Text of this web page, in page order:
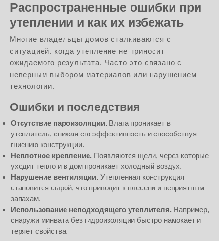
Распространенные ошибки при
утеплении и как их избежать
Многие владельцы домов сталкиваются с
ситуацией, когда утепление не приносит
ожидаемого результата. Часто это связано с
неверным выбором материалов или нарушением
технологии.
Ошибки и последствия
Отсутствие пароизоляции. Влага проникает в
утеплитель, снижая его эффективность и способствуя
гниению конструкции.
Неплотное крепление. Появляются щели, через которые
уходит тепло и в дом проникает холодный воздух.
Нарушение вентиляции. Утепленная конструкция
становится сырой, что приводит к плесени и неприятным
запахам.
Использование неподходящего утеплителя. Например,
снаружи минвата без гидроизоляции быстро намокает и
теряет свойства.